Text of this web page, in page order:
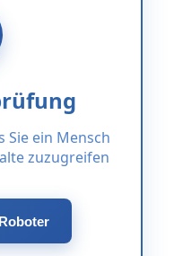
Sie ein Mensch
zuzugreifen